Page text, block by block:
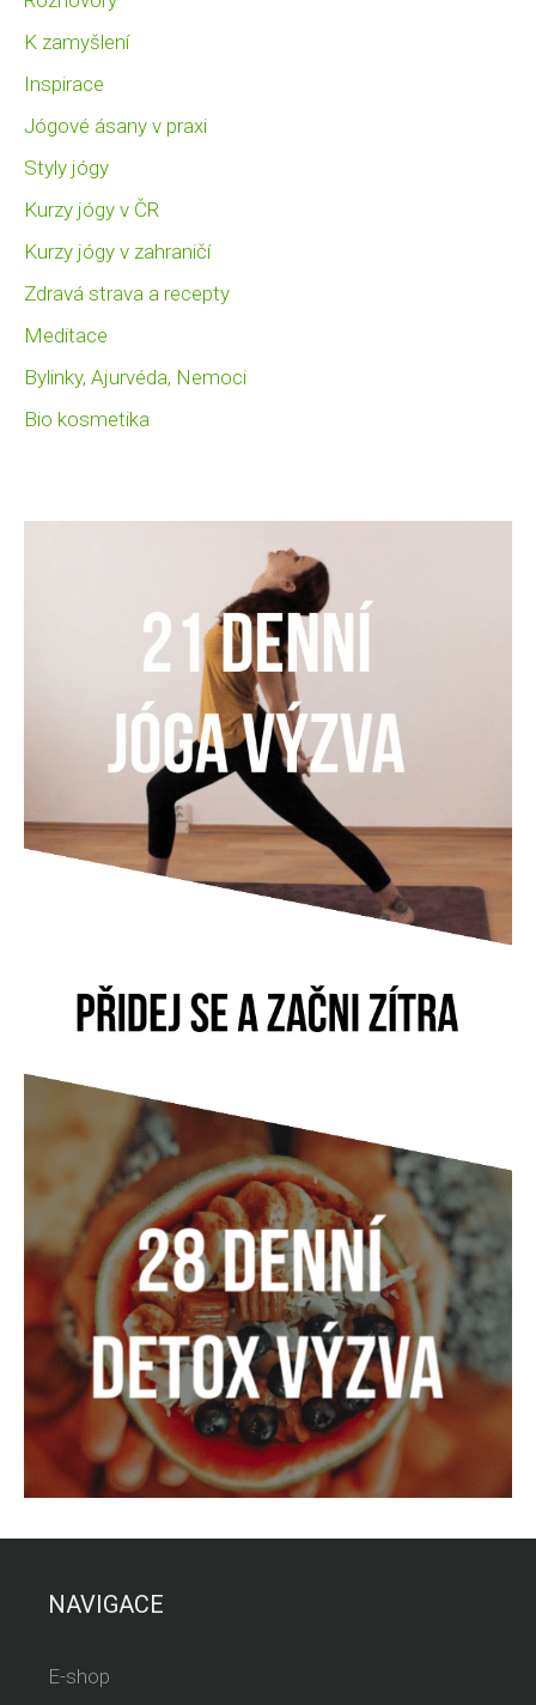
K zamyšlení
Inspirace
Jógové ásany v praxi
Styly jógy
Kurzy jógy v ČR
Kurzy jógy v zahraničí
Zdravá strava a recepty
Meditace
Bylinky, Ajurvéda, Nemoci
Bio kosmetika
NAVIGACE
E-shop